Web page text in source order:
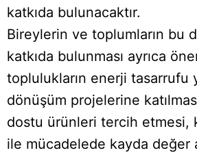
katkıda bulunacaktır.
Bireylerin ve toplumların bu
katkıda bulunması ayrıca
toplulukların enerji tasarrufu
dönüşüm projelerine
dostu ürünleri tercih etmesi,
ile mücadelede kayda değer